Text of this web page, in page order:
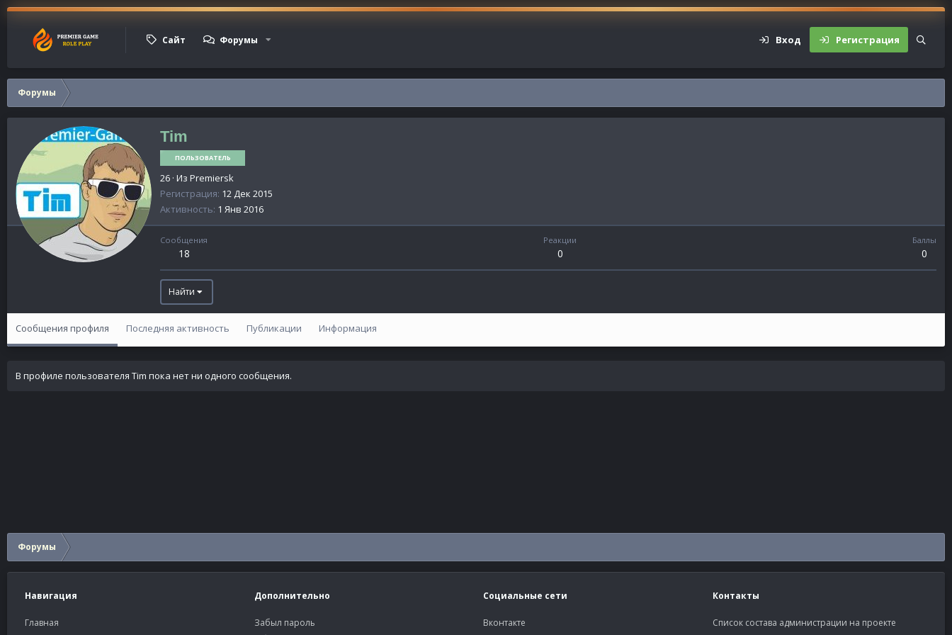
Сайт Форумы Вход Регистрация
Форумы
Tim
ПОЛЬЗОВАТЕЛЬ
26 · Из Premiersk
Регистрация 12 Дек 2015
Активность 1 Янв 2016
Сообщения
18
Реакции
0
Баллы
0
Найти
Сообщения профиля Последняя активность Публикации Информация
В профиле пользователя Tim пока нет ни одного сообщения.
Форумы
Навигация
Главная
Дополнительно
Забыл пароль
Социальные сети
Вконтакте
Контакты
Список состава администрации на проекте